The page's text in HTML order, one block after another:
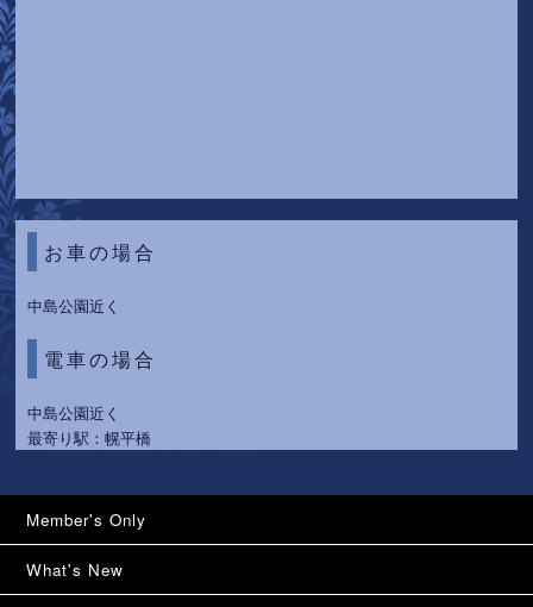
お車の場合
中島公園近く
電車の場合
中島公園近く
最寄り駅：幌平橋
Member's Only
What's New